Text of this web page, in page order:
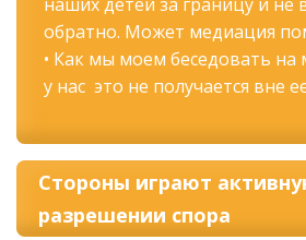
наших детей за границу и не
обратно. Может медиация
• Как мы моем беседовать на
у нас это не получается вне
Стороны играют
разрешении спора